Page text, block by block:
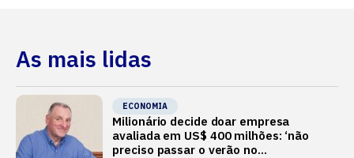
As mais lidas
ECONOMIA
Milionário decide doar empresa
avaliada em US$ 400 milhões: ‘não
preciso passar o verão no